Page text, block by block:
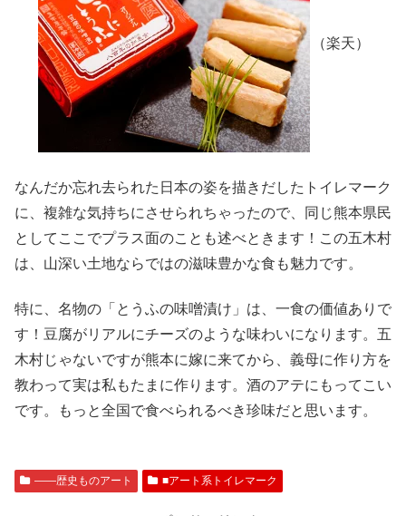
（楽天）
なんだか忘れ去られた日本の姿を描きだしたトイレマーク
に、複雑な気持ちにさせられちゃったので、同じ熊本県民
としてここでプラス面のことも述べときます！この五木村
は、山深い土地ならではの滋味豊かな食も魅力です。
特に、名物の「とうふの味噌漬け」は、一食の価値ありで
す！豆腐がリアルにチーズのような味わいになります。五
木村じゃないですが熊本に嫁に来てから、義母に作り方を
教わって実は私もたまに作ります。酒のアテにもってこい
です。もっと全国で食べられるべき珍味だと思います。
――歴史ものアート ■アート系トイレマーク